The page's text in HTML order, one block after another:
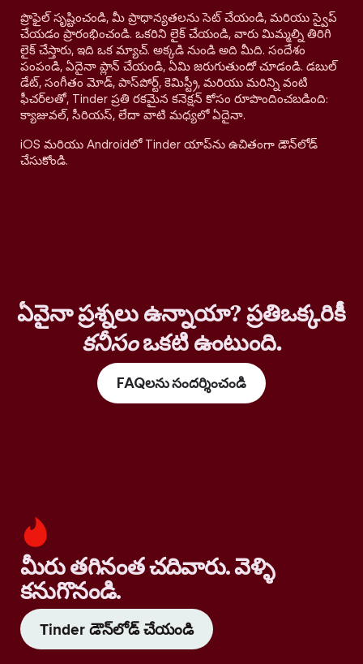
ప్రొఫైల్ సృష్టించండి, మీ ప్రాధాన్యతలను సెట్ చేయండి, మరియు స్వైప్
చేయడం ప్రారంభించండి. ఒకరిని లైక్ చేయండి, వారు మిమ్మల్ని తిరిగి
లైక్ చేస్తారు, ఇది ఒక మ్యాచ్. అక్కడి నుండి అది మీది. సందేశం
పంపండి, ఏదైనా ప్లాన్ చేయండి, ఏమి జరుగుతుందో చూడండి. డబుల్
డేట్, సంగీతం మోడ్, పాస్‌పోర్ట్, కెమిస్ట్రీ, మరియు మరిన్ని వంటి
ఫీచర్‌లతో, Tinder ప్రతి రకమైన కనెక్షన్ కోసం రూపొందించబడింది:
క్యాజువల్, సీరియస్, లేదా వాటి మధ్యలో ఏదైనా.
iOS మరియు Androidలో Tinder యాప్‌ను ఉచితంగా డౌన్‌లోడ్
చేసుకోండి.
ఏవైనా ప్రశ్నలు ఉన్నాయా? ప్రతిఒక్కరికీ
కనీసంఒకటి ఉంటుంది.
FAQలను సందర్శించండి
మీరు తగినంత చదివారు. వెళ్ళి
కనుగొనండి.
Tinder డౌన్‌లోడ్ చేయండి